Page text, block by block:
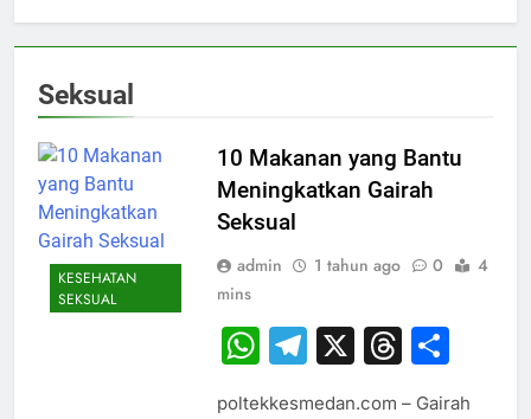
Seksual
KESEHATAN
SEKSUAL
10 Makanan yang Bantu
Meningkatkan Gairah
Seksual
admin 1 tahun ago 0
4
mins
WhatsApp
Telegram
X
poltekkesmedan.com – Gairah